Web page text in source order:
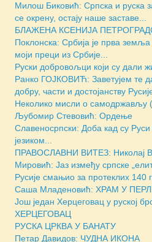
Милош Биковић: Српска и руска
се окрену, остају наше заставе...
БЛАЖЕНА КСЕНИЈА
Поклонска: Србија је прва земља
моји преци из Србије...
Руски добровољци који су дали
Ранко ГОЈКОВИЋ: Заветујем те
добру, части и достојанству
Неколико мисли о самодржављу
Љубомир Стевовић: Ордење
Славеносрпски: Доба кад су
језиком...
ПРАВОСЛАВНИ ВИТЕЗ: Николај
Мировић: Јаз између српске
Русије смањио за протеклих 140
Саша Младеновић: ХРАМ У
Још један Херцеговац у руској
ХЕРЦЕГОВАЦ
РУСКА ЦРКВА У БАНАТУ
Петар Давидов: ЧУДНА ИКОНА